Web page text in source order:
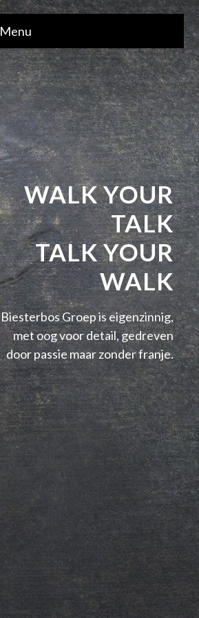
Menu
WALK YOUR
TALK
TALK YOUR
WALK
Biesterbos Groep is eigenzinnig,
met oog voor detail, gedreven
door passie maar zonder franje.